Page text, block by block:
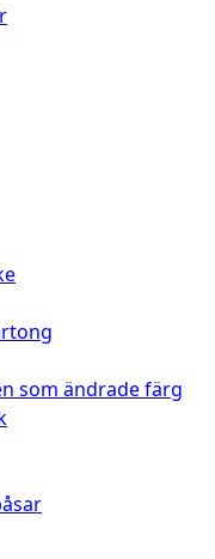
som ändrade färg